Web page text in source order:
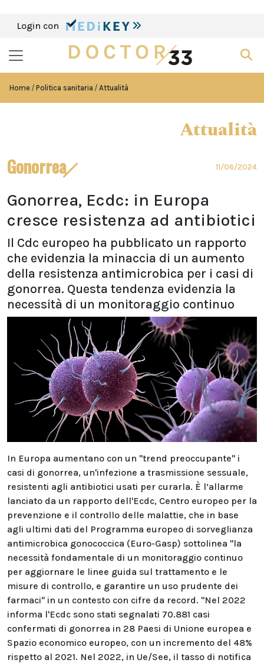
Login con
Home Politica sanitaria Attualità
Attualità
Gonorrea 11/06/2024
Gonorrea, Ecdc: in Europa
cresce resistenza ad antibiotici
Il Cdc europeo ha pubblicato un rapporto
che evidenzia la minaccia di un aumento
della resistenza antimicrobica per i casi di
gonorrea. Questa tendenza evidenzia la
necessità di un monitoraggio continuo
In Europa aumentano con un "trend preoccupante" i
casi di gonorrea, un'infezione a trasmissione sessuale,
resistenti agli antibiotici usati per curarla. È l’allarme
lanciato da un rapporto dell'Ecdc, Centro europeo per la
prevenzione e il controllo delle malattie, che in base
agli ultimi dati del Programma europeo di sorveglianza
antimicrobica gonococcica (Euro-Gasp) sottolinea "la
necessità fondamentale di un monitoraggio continuo
per aggiornare le linee guida sul trattamento e le
misure di controllo, e garantire un uso prudente dei
farmaci" in un contesto con cifre da record. "Nel 2022
informa l'Ecdc sono stati segnalati 70.881 casi
confermati di gonorrea in 28 Paesi di Unione europea e
Spazio economico europeo, con un incremento del 48%
rispetto al 2021. Nel 2022, in Ue/See, il tasso di notifica